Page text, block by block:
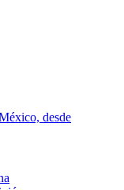
desde